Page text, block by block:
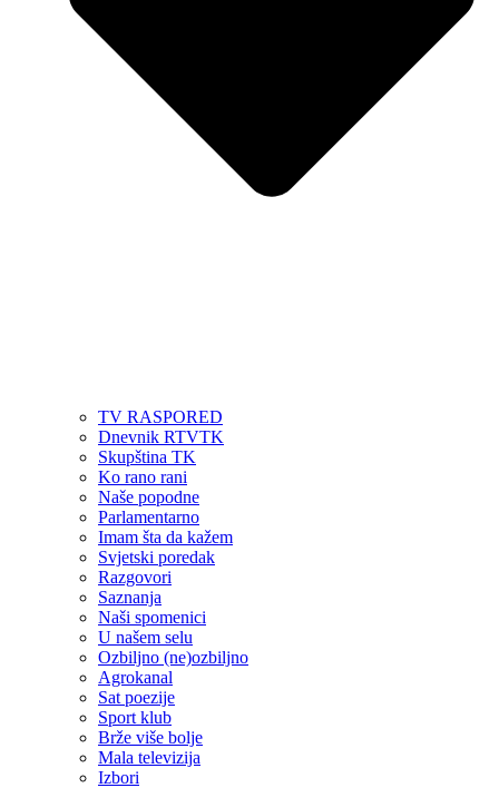
TV RASPORED
Dnevnik RTVTK
Skupština TK
Ko rano rani
Naše popodne
Parlamentarno
Imam šta da kažem
Svjetski poredak
Razgovori
Saznanja
Naši spomenici
U našem selu
Ozbiljno (ne)ozbiljno
Agrokanal
Sat poezije
Sport klub
Brže više bolje
Mala televizija
Izbori